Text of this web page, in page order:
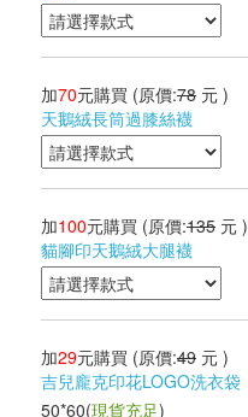
加70元購買 (原價:78 元 )
天鵝絨長筒過膝絲襪
加100元購買 (原價:135 元 )
貓腳印天鵝絨大腿襪
加29元購買 (原價:49 元 )
吉兒龐克印花LOGO洗衣袋
50*60(現貨充足)